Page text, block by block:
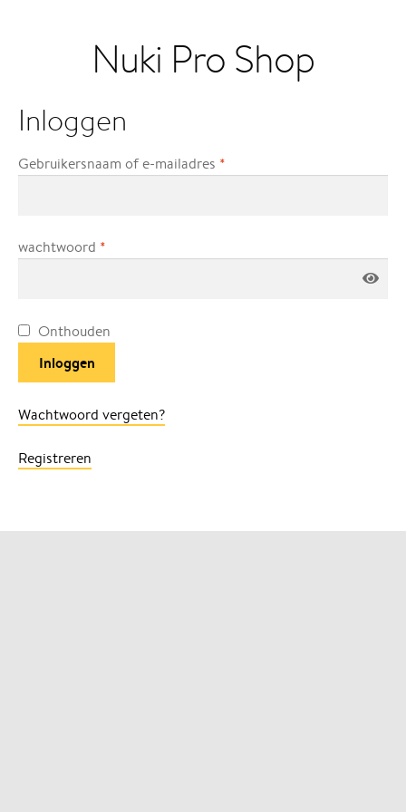
Nuki Pro Shop
Inloggen
Gebruikersnaam of e-mailadres *
wachtwoord *
Onthouden
Inloggen
Wachtwoord vergeten?
Registreren